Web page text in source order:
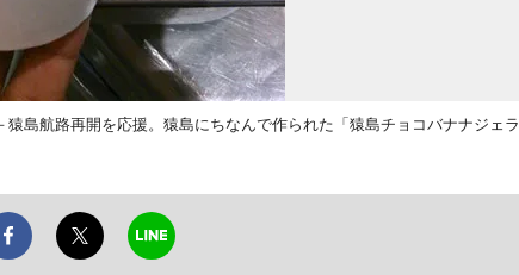
島航路再開を応援。猿島にちなんで作られた「猿島チョコバナナジェラ